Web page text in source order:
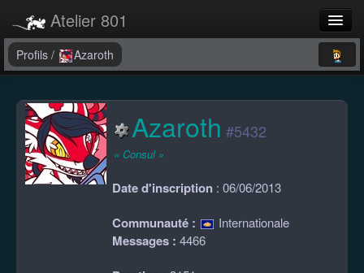
Atelier 801
Forums
Connexion
Langue
Profils / Azaroth
Azaroth #5432
« Consul »
Date d'inscription : 06/06/2013
Communauté : Internationale
Messages : 4466